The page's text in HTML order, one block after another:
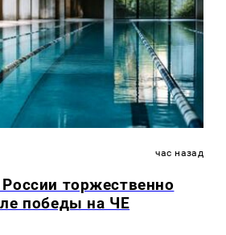
час назад
торжественно
победы на ЧЕ